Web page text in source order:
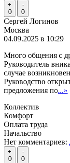
+
0
-
0
Сергей Логинов
Москва
04.09.2025 в 10:29
Много общения с
Руководитель
случае
Руководство
предложения по...»
Коллектив
Комфорт
Оплата труда
Начальство
Нет комментариев:
+
0
-
0